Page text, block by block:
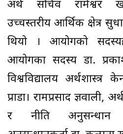
अर्थ सचिव रामेश्वर
उच्चस्तरीय आर्थिक क्षेत्र
थियो । आयोगको
आयोगका सदस्य डा.
विश्वविद्यालय अर्थशास्त्र
प्राडा। रामप्रसाद ज्ञवाली,
र नीति अनुसन्धान